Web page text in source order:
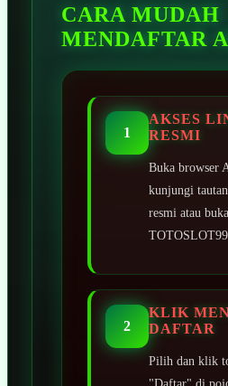
CARA MUDAH
MENDAFTAR
1
AKSES
RESMI
Buka browser
kunjungi
resmi atau
TOTOSLOT99.
2
KLIK
DAFTAR
Pilih dan klik